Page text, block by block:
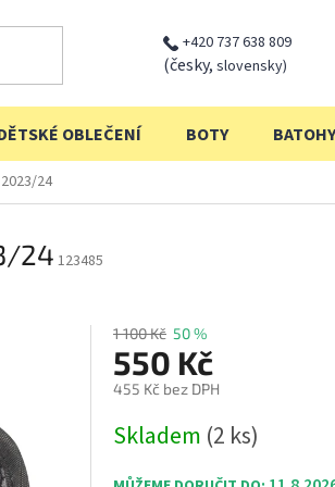
+420 737 638 809
(česky, slovensky)
OBLEČENÍ BOTY BATOHY
24
24123485
1 100 Kč 50 %
550 Kč
455 Kč bez DPH
cena:
Skladem (2 ks)